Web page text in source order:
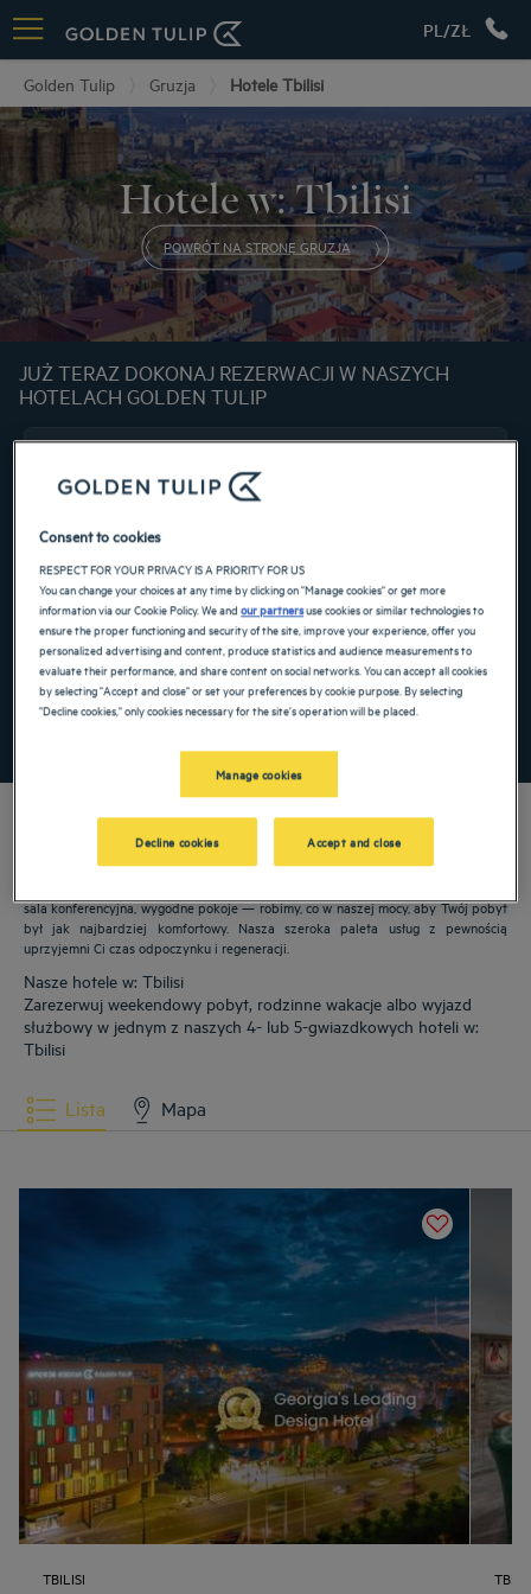
PL/ZŁ
Golden Tulip Gruzja Hotele Tbilisi
Hotele w: Tbilisi
POWRÓT NA STRONĘ GRUZJA
JUŻ TERAZ DOKONAJ REZERWACJI W NASZYCH
HOTELACH GOLDEN TULIP
Navigate forward to interact with the calendar and select a date. Press the
Navigate backward to interact with the
Dodaj specjalny kod
sala konferencyjna, wygodne pokoje — robimy, co w naszej mocy, aby Twój pobyt
był jak najbardziej komfortowy. Nasza szeroka paleta usług z pewnością
uprzyjemni Ci czas odpoczynku i regeneracji.
Nasze hotele w: Tbilisi
Zarezerwuj weekendowy pobyt, rodzinne wakacje albo wyjazd
służbowy w jednym z naszych 4- lub 5-gwiazdkowych hoteli w:
Tbilisi
Lista Mapa
TBILISI
Consent to cookies
RESPECT FOR YOUR PRIVACY IS A PRIORITY FOR US
You can change your choices at any time by clicking on "Manage cookies" or get more
information via our Cookie Policy. We andour partnersuse cookies or similar technologies to
ensure the proper functioning and security of the site, improve your experience, offer you
personalized advertising and content, produce statistics and audience measurements to
evaluate their performance, and share content on social networks. You can accept all cookies
by selecting "Accept and close" or set your preferences by cookie purpose. By selecting
"Decline cookies," only cookies necessary for the site's operation will be placed.
Manage cookies
Decline cookies Accept and close